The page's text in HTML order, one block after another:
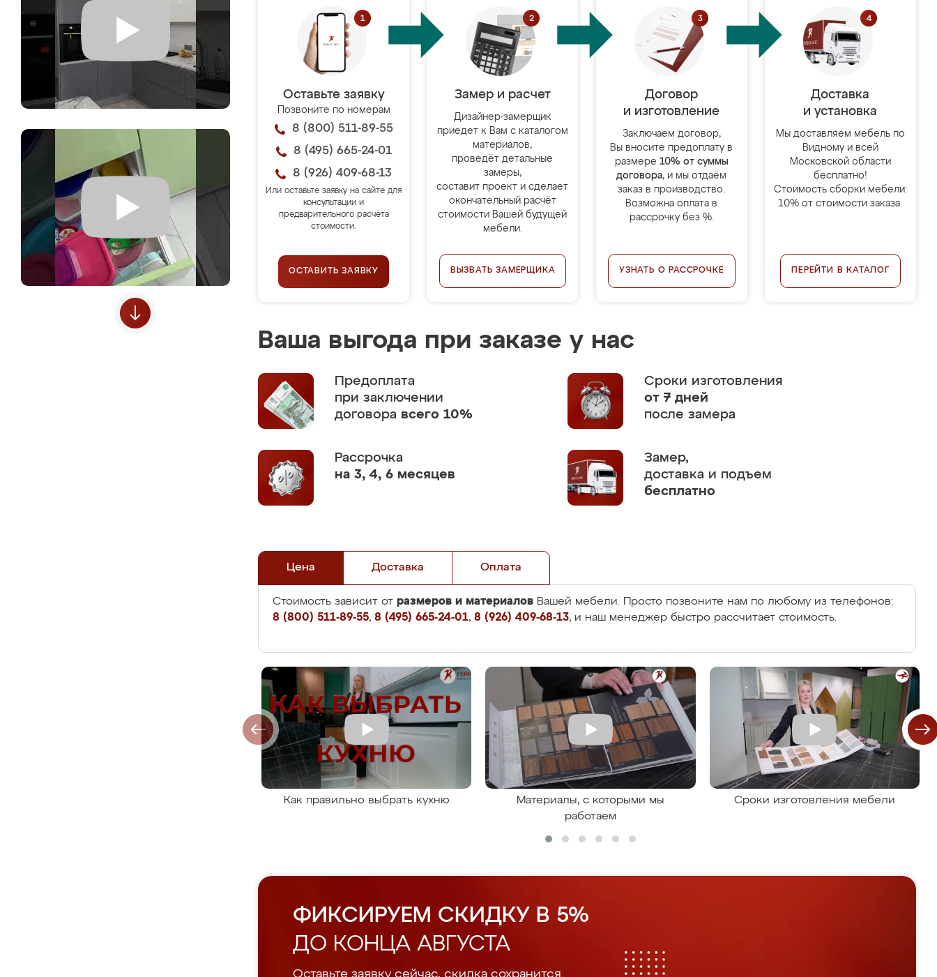
Оставьте заявку
Позвоните по номерам
8 (800) 511-89-55
8 (495) 665-24-01
8 (926) 409-68-13
Или оставьте заявку на сайте для
консультации и
предварительного расчёта
стоимости.
ОСТАВИТЬ ЗАЯВКУ
Замер и расчет
Дизайнер-замерщик
приедет к Вам с каталогом
материалов,
проведёт детальные
замеры,
составит проект и сделает
окончательный расчёт
стоимости Вашей будущей
мебели.
ВЫЗВАТЬ ЗАМЕРЩИКА
Договор
и изготовление
Заключаем договор,
Вы вносите предоплату в
размере 10% от суммы
договора, и мы отдаём
заказ в производство.
Возможна оплата в
рассрочку без %.
УЗНАТЬ О РАССРОЧКЕ
Доставка
и установка
Мы доставляем мебель по
Видному и всей
Московской области
бесплатно!
Стоимость сборки мебели:
10% от стоимости заказа.
ПЕРЕЙТИ В КАТАЛОГ
Ваша выгода при заказе у нас
Предоплата
при заключении
договора всего 10%
Сроки изготовления
от 7 дней
после замера
Рассрочка
на 3, 4, 6 месяцев
Замер,
доставка и подъем
бесплатно
Цена Доставка Оплата
Стоимость зависит от размеров и материалов Вашей мебели. Просто позвоните нам по любому из телефонов:
8 (800) 511-89-55, 8 (495) 665-24-01, 8 (926) 409-68-13, и наш менеджер быстро рассчитает стоимость.
Как правильно выбрать кухню
Материалы, с которыми мы
работаем
Сроки изготовления мебели
ФИКСИРУЕМ СКИДКУ В 5%
ДО КОНЦА АВГУСТА
Оставьте заявку сейчас, скидка сохранится.